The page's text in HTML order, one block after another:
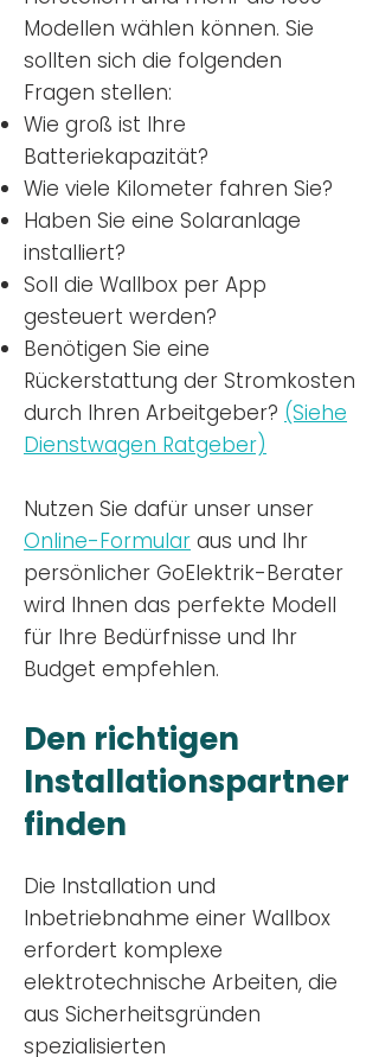
Modellen wählen können. Sie
sollten sich die folgenden
Fragen stellen:
Wie groß ist Ihre
Batteriekapazität?
Wie viele Kilometer fahren Sie?
Haben Sie eine Solaranlage
installiert?
Soll die Wallbox per App
gesteuert werden?
Benötigen Sie eine
Rückerstattung der Stromkosten
durch Ihren Arbeitgeber? (Siehe
Dienstwagen Ratgeber)
Nutzen Sie dafür unser unser
Online-Formular aus und Ihr
persönlicher GoElektrik-Berater
wird Ihnen das perfekte Modell
für Ihre Bedürfnisse und Ihr
Budget empfehlen.
Den richtigen
Installationspartner
finden
Die Installation und
Inbetriebnahme einer Wallbox
erfordert komplexe
elektrotechnische Arbeiten, die
aus Sicherheitsgründen
spezialisierten